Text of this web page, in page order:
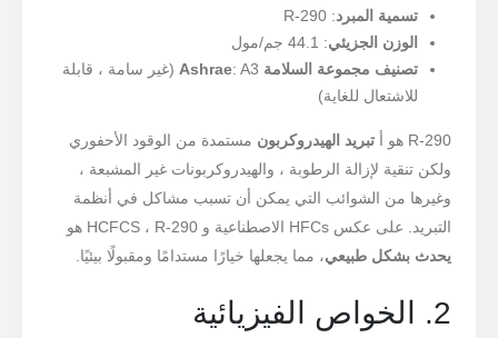
تسمية المبرد: R-290
الوزن الجزيئي: 44.1 جم/مول
تصنيف مجموعة السلامة Ashrae
: A3 (غير سامة ، قابلة
للاشتعال للغاية)
R-290 هو أ تبريد الهيدروكربون مستمدة من الوقود الأحفوري
ولكن تنقية لإزالة الرطوبة ، والهيدروكربونات غير المشبعة ،
وغيرها من الشوائب التي يمكن أن تسبب مشاكل في أنظمة
التبريد. على عكس HFCs الاصطناعية و HCFCS ، R-290 هو
يحدث بشكل طبيعي، مما يجعلها خيارًا مستدامًا ومقبولًا بيئيًا.
2. الخواص الفيزيائية